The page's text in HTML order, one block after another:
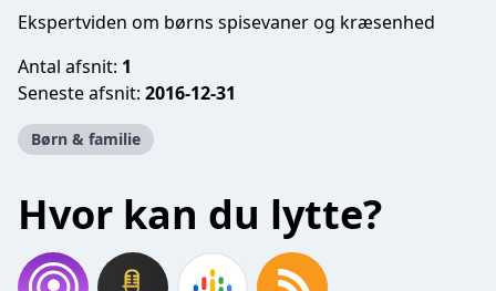
Ekspertviden om børns spisevaner og kræsenhed
Antal afsnit: 1
Seneste afsnit: 2016-12-31
Børn & familie
Hvor kan du lytte?